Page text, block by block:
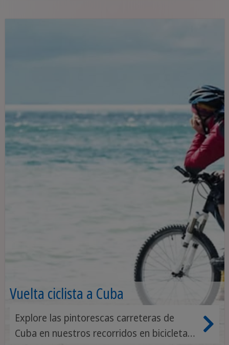
Vuelta ciclista a Cuba
Explore las pintorescas carreteras de
Cuba en nuestros recorridos en bicicleta y